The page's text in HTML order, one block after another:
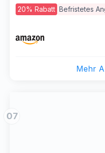
unterstützt TWS/AUX/
Smartphone & Tablet –
20% Rabatt Befristetes
Mehr
07